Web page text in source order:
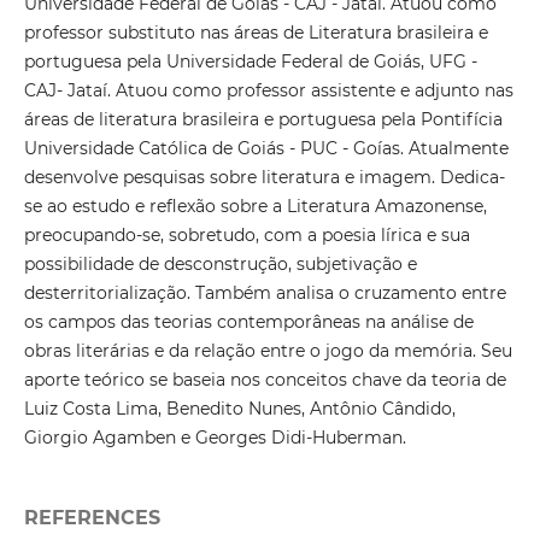
professor substituto nas áreas de Literatura brasileira e
portuguesa pela Universidade Federal de Goiás, UFG -
CAJ- Jataí. Atuou como professor assistente e adjunto nas
áreas de literatura brasileira e portuguesa pela Pontifícia
Universidade Católica de Goiás - PUC - Goías. Atualmente
desenvolve pesquisas sobre literatura e imagem. Dedica-
se ao estudo e reflexão sobre a Literatura Amazonense,
preocupando-se, sobretudo, com a poesia lírica e sua
possibilidade de desconstrução, subjetivação e
desterritorialização. Também analisa o cruzamento entre
os campos das teorias contemporâneas na análise de
obras literárias e da relação entre o jogo da memória. Seu
aporte teórico se baseia nos conceitos chave da teoria de
Luiz Costa Lima, Benedito Nunes, Antônio Cândido,
Giorgio Agamben e Georges Didi-Huberman.
REFERENCES